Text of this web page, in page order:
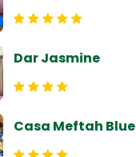
Dar Jasmine
Casa Meftah Blue